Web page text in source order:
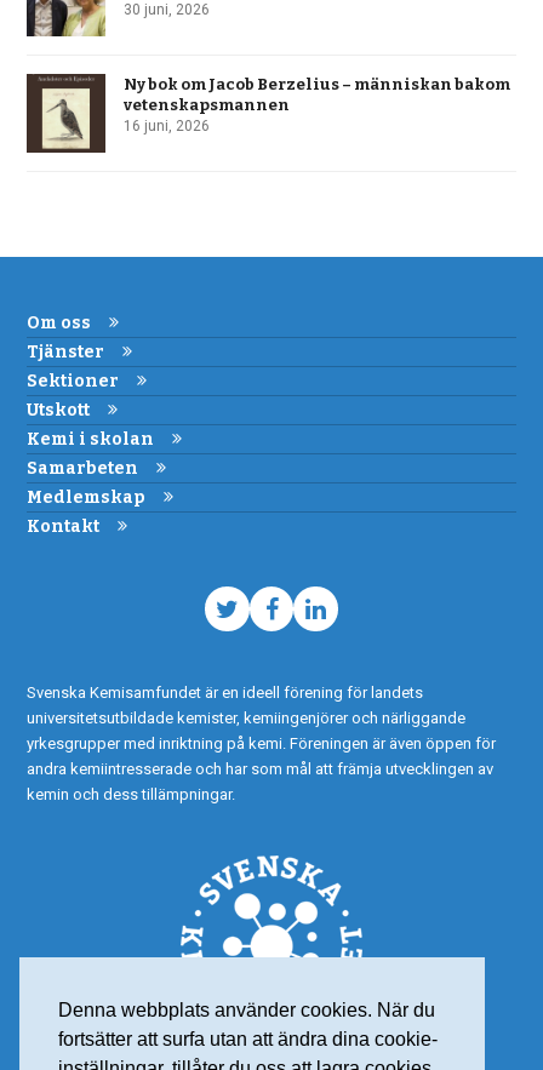
Denna webbplats använder cookies. När du
fortsätter att surfa utan att ändra dina cookie-
30 juni, 2026
Ny bok om Jacob Berzelius – människan bakom
vetenskapsmannen
16 juni, 2026
Om oss
Tjänster
Sektioner
Utskott
Kemi i skolan
Samarbeten
Medlemskap
Kontakt
TwitterFacebook
LinkedIn
Svenska Kemisamfundet är en ideell förening för landets
universitetsutbildade kemister, kemiingenjörer och närliggande
yrkesgrupper med inriktning på kemi. Föreningen är även öppen för
andra kemiintresserade och har som mål att främja utvecklingen av
kemin och dess tillämpningar.